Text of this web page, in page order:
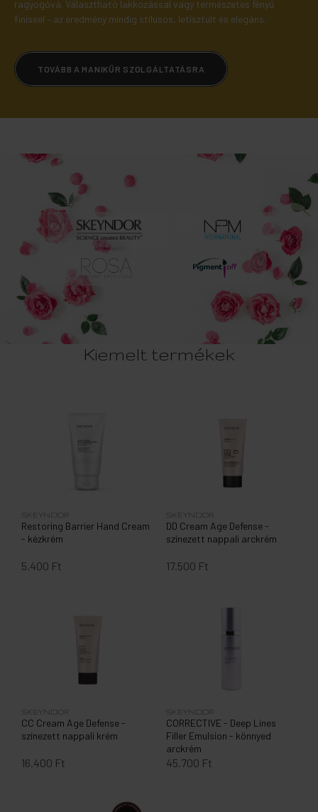
ragyogóvá. Választható lakkozással vagy természetes fényű
finissel – az eredmény mindig stílusos, letisztult és elegáns.
TOVÁBB A MANIKŰR SZOLGÁLTATÁSRA
Kiemelt termékek
Restoring Barrier Hand Cream
- kézkrém
SKEYNDOR
5.400 Ft
DD Cream Age Defense -
színezett nappali arckrém
SKEYNDOR
17.500 Ft
CC Cream Age Defense -
színezett nappali krém
SKEYNDOR
16.400 Ft
CORRECTIVE - Deep Lines
Filler Emulsion - könnyed
arckrém
SKEYNDOR
45.700 Ft